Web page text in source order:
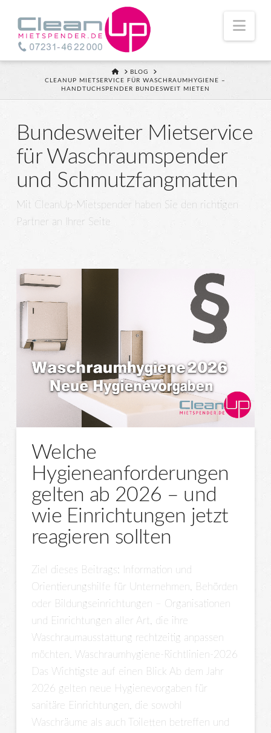
HOMEBLOG
CLEANUP MIETSERVICE FÜR WASCHRAUMHYGIENE –
HANDTUCHSPENDER BUNDESWEIT MIETEN
Bundesweiter Mietservice
für Waschraumspender
und Schmutzfangmatten
Mit CleanUp-Mietspender haben Sie den richtigen
Partner an Ihrer Seite
Welche
Hygieneanforderungen
gelten ab 2026 – und
wie Einrichtungen jetzt
reagieren sollten
Ziel dieses Beitrags: Information und
Orientierungshilfe für Unternehmen, Behörden
oder Bildungseinrichtungen – Organisationen
und Einrichtungen aller Art, die ihre
Waschraumausstattung rechtzeitig anpassen
möchten. Waschraumhygiene-Richtlinien-2026
Das Wichtigste auf einen Blick Ab dem Jahr
2026 gelten neue Hygienevorgaben für
sanitäre Einrichtungen, die sowohl
Waschräume als auch Toiletten betreffen und